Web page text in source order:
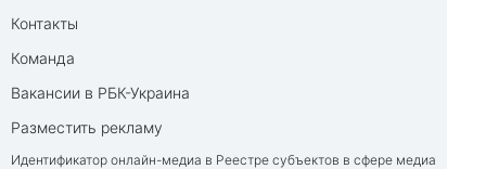
Контакты
Команда
Вакансии в РБК-Украина
Разместить рекламу
Идентификатор онлайн-медиа в Реестре субъектов в сфере медиа